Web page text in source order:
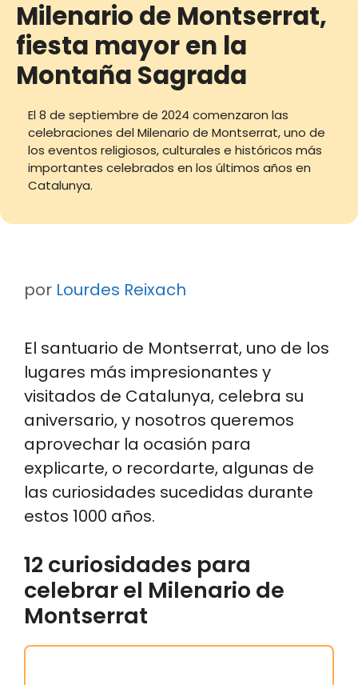
Milenario de Montserrat,
fiesta mayor en la
Montaña Sagrada
El 8 de septiembre de 2024 comenzaron las
celebraciones del Milenario de Montserrat, uno de
los eventos religiosos, culturales e históricos más
importantes celebrados en los últimos años en
Catalunya.
por Lourdes Reixach
El santuario de Montserrat, uno de los
lugares más impresionantes y
visitados de Catalunya, celebra su
aniversario, y nosotros queremos
aprovechar la ocasión para
explicarte, o recordarte, algunas de
las curiosidades sucedidas durante
estos 1000 años.
12 curiosidades para
celebrar el Milenario de
Montserrat